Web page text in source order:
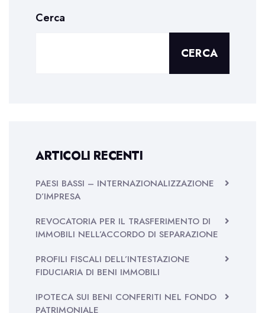
Cerca
CERCA
ARTICOLI RECENTI
PAESI BASSI – INTERNAZIONALIZZAZIONE
D’IMPRESA
REVOCATORIA PER IL TRASFERIMENTO DI
IMMOBILI NELL’ACCORDO DI SEPARAZIONE
PROFILI FISCALI DELL’INTESTAZIONE
FIDUCIARIA DI BENI IMMOBILI
IPOTECA SUI BENI CONFERITI NEL FONDO
PATRIMONIALE